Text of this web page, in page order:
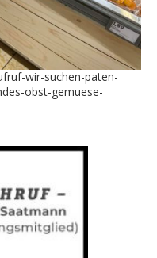
wir-suchen-paten-
obst-gemuese-